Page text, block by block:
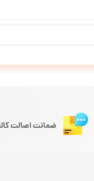
ضمانت اصالت